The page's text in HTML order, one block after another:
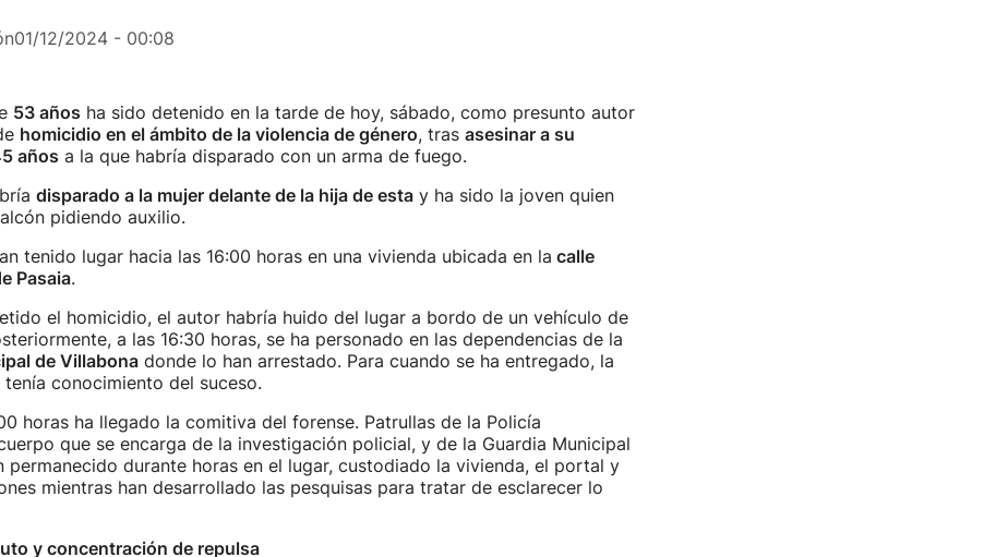
01/12/2024 - 00:08
53 años ha sido detenido en la tarde de hoy, sábado, como presunto autor
homicidio en el ámbito de la violencia de género, tras asesinar a su
años a la que habría disparado con un arma de fuego.
disparado a la mujer delante de la hija de estay ha sido la joven quien
pidiendo auxilio.
tenido lugar hacia las 16:00 horas en una vivienda ubicada en la calle
Pasaia.
el homicidio, el autor habría huido del lugar a bordo de un vehículo de
a las 16:30 horas, se ha personado en las dependencias de la
de Villabonadonde lo han arrestado. Para cuando se ha entregado, la
conocimiento del suceso.
horas ha llegado la comitiva del forense. Patrullas de la Policía
que se encarga de la investigación policial, y de la Guardia Municipal
permanecido durante horas en el lugar, custodiado la vivienda, el portal y
mientras han desarrollado las pesquisas para tratar de esclarecer lo
y concentración de repulsa